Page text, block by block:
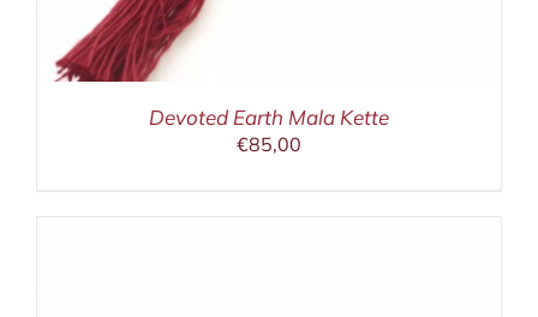
Devoted Earth Mala Kette
€85,00